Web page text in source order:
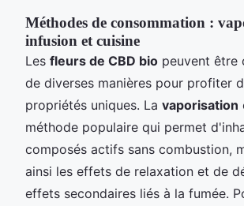
Méthodes de consommation :
infusion et cuisine
Les fleurs de CBD bio peuvent être
de diverses manières pour profiter
propriétés uniques. La vaporisation
méthode populaire qui permet
composés actifs sans combustion,
ainsi les effets de relaxation et de
effets secondaires liés à la fumée.